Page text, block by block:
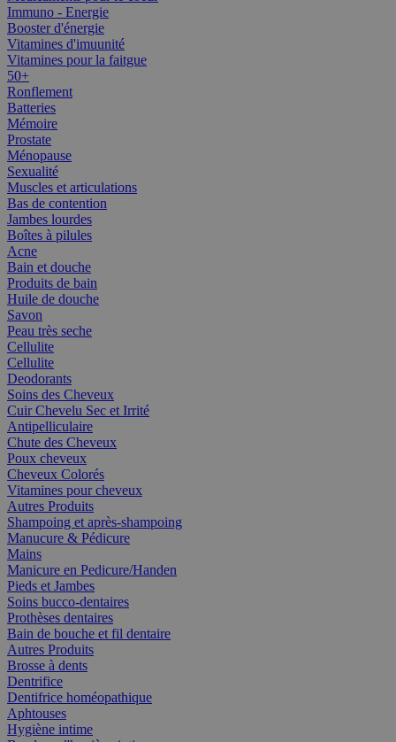
Immuno - Energie
Booster d'énergie
Vitamines d'imuunité
Vitamines pour la faitgue
50+
Ronflement
Batteries
Mémoire
Prostate
Ménopause
Sexualité
Muscles et articulations
Bas de contention
Jambes lourdes
Boîtes à pilules
Acne
Bain et douche
Produits de bain
Huile de douche
Savon
Peau très seche
Cellulite
Cellulite
Deodorants
Soins des Cheveux
Cuir Chevelu Sec et Irrité
Antipelliculaire
Chute des Cheveux
Poux cheveux
Cheveux Colorés
Vitamines pour cheveux
Autres Produits
Shampoing et après-shampoing
Manucure & Pédicure
Mains
Manicure en Pedicure/Handen
Pieds et Jambes
Soins bucco-dentaires
Prothèses dentaires
Bain de bouche et fil dentaire
Autres Produits
Brosse à dents
Dentrifice
Dentifrice homéopathique
Aphtouses
Hygiène intime